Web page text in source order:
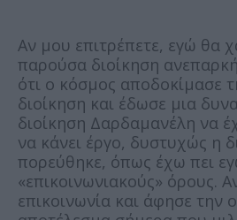
Αν μου επιτρέπετε, εγώ θα
παρούσα διοίκηση
ότι ο κόσμος αποδοκίμασε
διοίκηση και έδωσε μια
διοίκηση Δαρδαμανέλη να
να κάνει έργο, δυστυχώς η
πορεύθηκε, όπως έχω πει
«επικοινωνιακούς» όρους.
επικοινωνία και άφησε την